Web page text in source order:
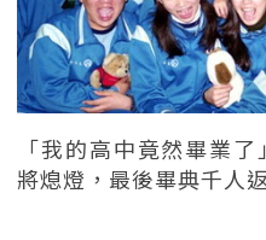
「我的高中竟然畢業
將熄燈，最後畢典千人